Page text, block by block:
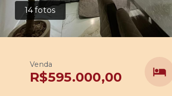
14fotos
Venda
R$595.000,00